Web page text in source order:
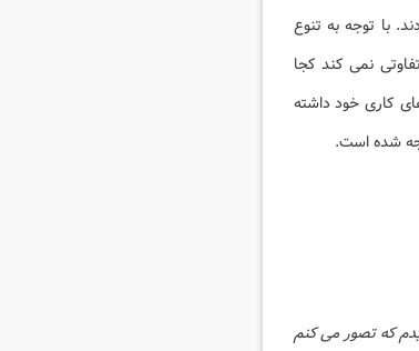
با توجه به تنوع
نمی کند کجا
کاری خود داشته
شده است.
که تصور می کنم